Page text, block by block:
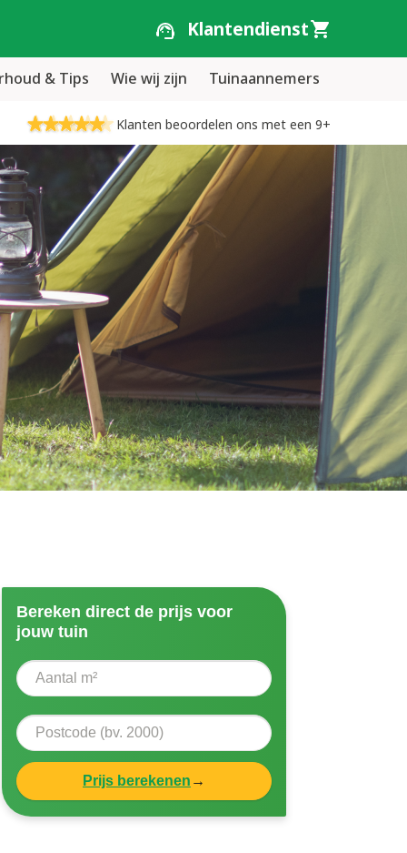
Klantendienst
& Tips Wie wij zijn Tuinaannemers
Klanten beoordelen ons met een 9+
Bereken direct de prijs voor
jouw tuin
Prijs berekenen →